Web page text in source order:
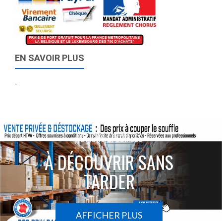
EN SAVOIR PLUS
-
ACTIONS SPÉCIALES
À DÉCOUVRIR SANS
TARDER
AFFICHER PLUS